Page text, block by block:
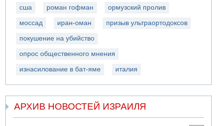
сша роман гофман ормузский пролив
моссад иран-оман призыв ультраортодоксов
покушение на убийство
опрос общественного мнения
изнасилование в бат-яме италия
АРХИВ НОВОСТЕЙ ИЗРАИЛЯ